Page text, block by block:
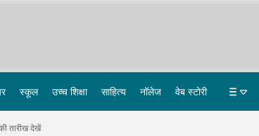
स्कूल उच्च शिक्षा साहित्य नॉलेज वेब स्टोरी
तारीख देखें